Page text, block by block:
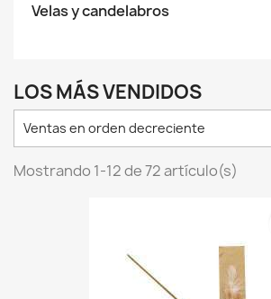
Velas y candelabros
LOS MÁS VENDIDOS
Ventas en orden decreciente
Mostrando 1-12 de 72 artículo(s)